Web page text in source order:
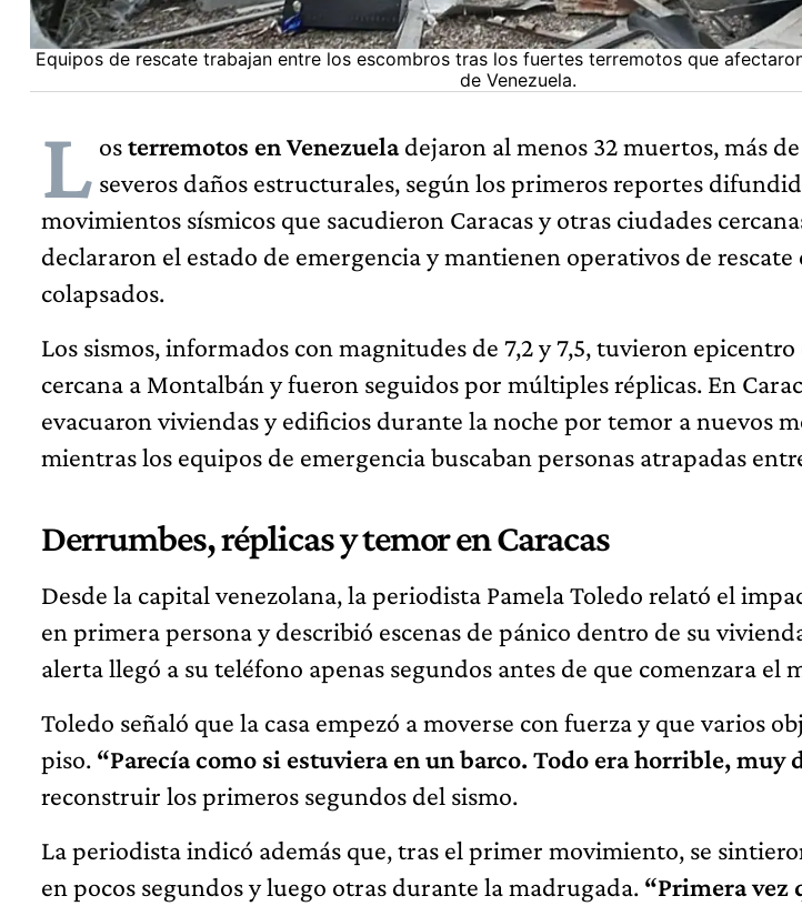
Equipos de rescate trabajan entre los escombros tras los fuertes terremotos que
de Venezuela.
L osterremotos en Venezueladejaron al menos 32 muertos, más
severos daños estructurales, según los primeros reportes
movimientos sísmicos que sacudieron Caracas y otras ciudades
declararon el estado de emergencia y mantienen operativos de rescate
colapsados.
Los sismos, informados con magnitudes de 7,2 y 7,5, tuvieron
cercana a Montalbán y fueron seguidos por múltiples réplicas. En
evacuaron viviendas y edificios durante la noche por temor a nuevos
mientras los equipos de emergencia buscaban personas atrapadas
Derrumbes, réplicas y temor en Caracas
Desde la capital venezolana, la periodista Pamela Toledo relató el
en primera persona y describió escenas de pánico dentro de su
alerta llegó a su teléfono apenas segundos antes de que comenzara el
Toledo señaló que la casa empezó a moverse con fuerza y que varios
piso. “Parecía como si estuviera en un barco. Todo era horrible, muy
reconstruir los primeros segundos del sismo.
La periodista indicó además que, tras el primer movimiento, se
en pocos segundos y luego otras durante la madrugada. “Primera vez